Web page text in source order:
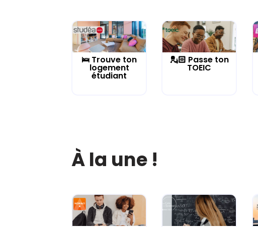
🛌 Trouve ton
logement
étudiant
💂🏻 Passe ton
TOEIC
À la une !